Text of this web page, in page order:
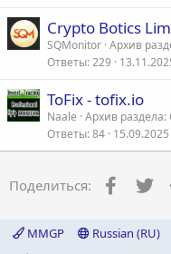
Crypto Botics
SQMonitor Архив
Ответы 229
ToFix - tofix.io
Naale Архив
Ответы 84 15.09.2025
Поделиться:
MMGP
Russian (RU)